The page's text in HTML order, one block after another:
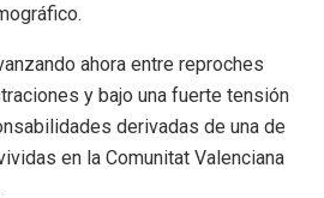
ahora entre reproches
y bajo una fuerte tensión
derivadas de una de
en la Comunitat Valenciana